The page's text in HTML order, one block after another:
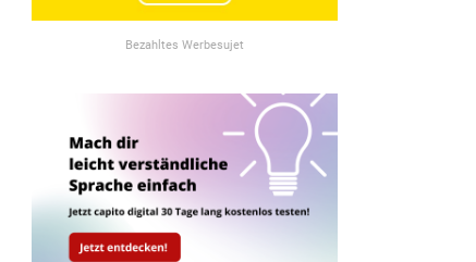
Bezahltes Werbesujet